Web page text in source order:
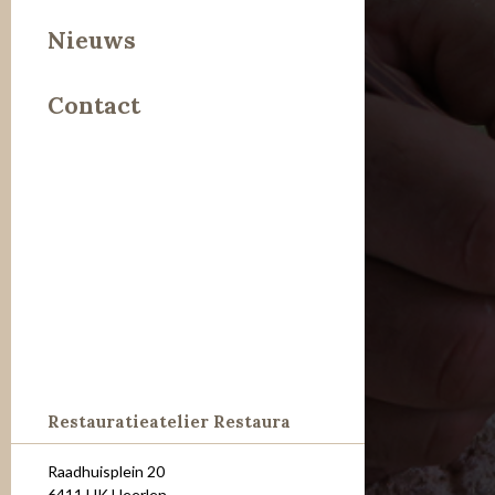
Leer
Steen
Nieuws
Contact
Restauratieatelier Restaura
Raadhuisplein 20